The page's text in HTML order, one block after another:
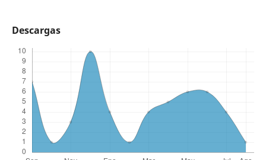
Descargas